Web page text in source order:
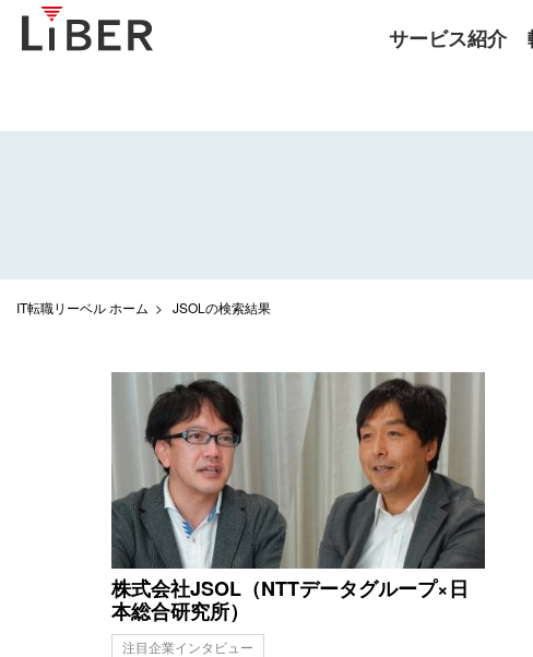
サービス紹介
IT転職リーベル ホーム JSOLの検索結果
株式会社JSOL（NTTデータグループ×日
本総合研究所）
注目企業インタビュー